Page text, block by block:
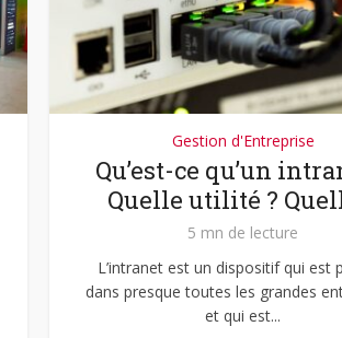
Gestion d'Entreprise
Qu’est-ce qu’un
Quelle utilité ?
5 mn de lecture
L’intranet est un dispositif qui est
dans presque toutes les grandes
et qui est...